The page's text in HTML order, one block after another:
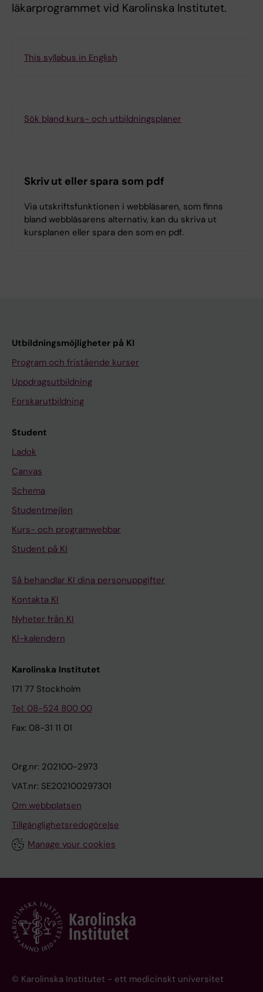
läkarprogrammet vid Karolinska Institutet.
This syllabus in English
Sök bland kurs- och utbildningsplaner
Skriv ut eller spara som pdf
Via utskriftsfunktionen i webbläsaren, som finns
bland webbläsarens alternativ, kan du skriva ut
kursplanen eller spara den som en pdf.
Utbildningsmöjligheter på KI
Program och fristående kurser
Uppdragsutbildning
Forskarutbildning
Student
Ladok
Canvas
Schema
Studentmejlen
Kurs- och programwebbar
Student på KI
Så behandlar KI dina personuppgifter
Kontakta KI
Nyheter från KI
KI-kalendern
Karolinska Institutet
171 77 Stockholm
Tel: 08-524 800 00
Fax: 08-31 11 01
Org.nr: 202100-2973
VAT.nr: SE202100297301
Om webbplatsen
Tillgänglighetsredogörelse
Manage your cookies
© Karolinska Institutet - ett medicinskt universitet